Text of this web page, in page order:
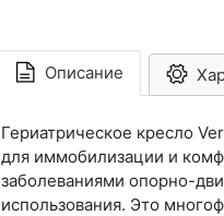
Описание
Гериатрическое кресло
для иммобилизации и
заболеваниями опорно-
использования. Это